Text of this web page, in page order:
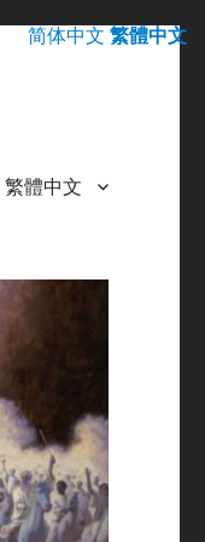
繁體中文
简体中文 繁體中文